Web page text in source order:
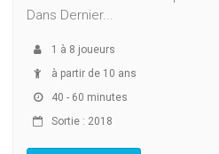
Dans Dernier...
1 à 8 joueurs
à partir de 10 ans
40 - 60 minutes
Sortie : 2018